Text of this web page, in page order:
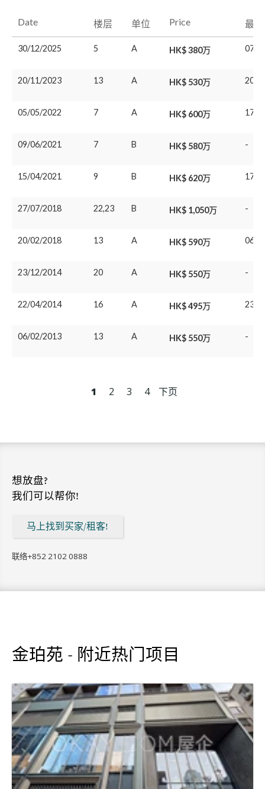
Date 楼层 单位 Price 最
30/12/2025 5 A HK$ 380万 07/
20/11/2023 13 A HK$ 530万 20/
05/05/2022 7 A HK$ 600万 17/
09/06/2021 7 B HK$ 580万 -
15/04/2021 9 B HK$ 620万 17/
27/07/2018 22,23 B HK$ 1,050万 -
20/02/2018 13 A HK$ 590万 06/
23/12/2014 20 A HK$ 550万 -
22/04/2014 16 A HK$ 495万 23/
06/02/2013 13 A HK$ 550万 -
1 2 3 4 下页
想放盘?
我们可以帮你!
马上找到买家/租客!
联络+852 2102 0888
金珀苑 - 附近热门项目